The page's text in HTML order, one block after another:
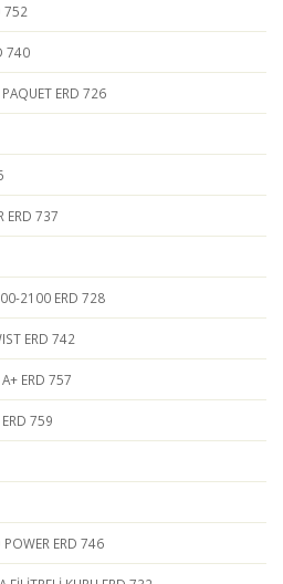
752
740
ERD 726
ERD 737
2100 ERD 728
ERD 742
ERD 757
759
ERD 746